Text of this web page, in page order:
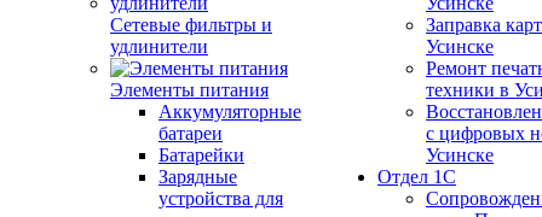
Сетевые фильтры и
удлинители
Элементы питания
Аккумуляторные
батареи
Батарейки
Зарядные
устройства для
Заправка
Усинске
Ремонт
техники в
с цифровых
Усинске
Отдел 1С